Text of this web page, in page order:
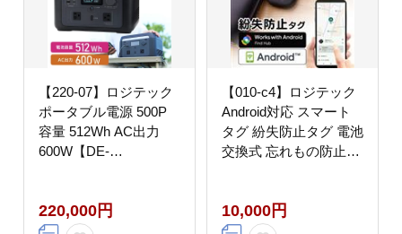
【220-07】ロジテック
ポータブル電源 500P
容量 512Wh AC出力
600W【DE-
220,000円
【010-c4】ロジテック
Android対応 スマート
タグ 紛失防止タグ 電池
交換式 忘れもの防止タ
10,000円